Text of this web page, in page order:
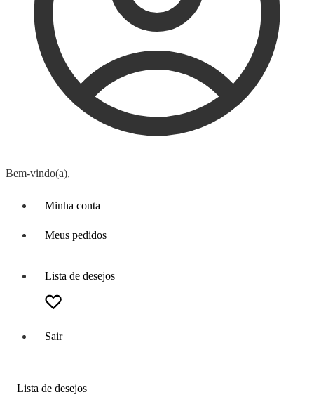
Bem-vindo(a),
Minha conta
Meus pedidos
Lista de desejos
Sair
Lista de desejos